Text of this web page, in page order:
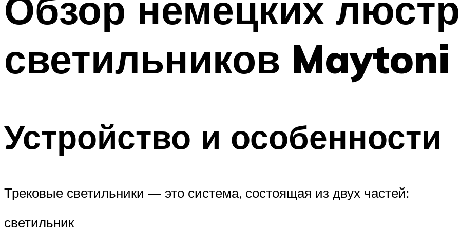
Меню
светильников Maytoni
Устройство и особенности
Трековые светильники — это система, состоящая из двух частей:
светильник